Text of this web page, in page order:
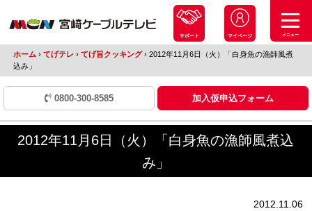
サポート マイページ メニュー
ホーム › てげテレ › てげ旨クッキング ›2012年11月6日（火）「白身魚の漁師風煮
込み」
0800-300-8585 加入仮申込フォーム
2012年11月6日（火）「白身魚の漁師風煮込
み」
2012.11.06